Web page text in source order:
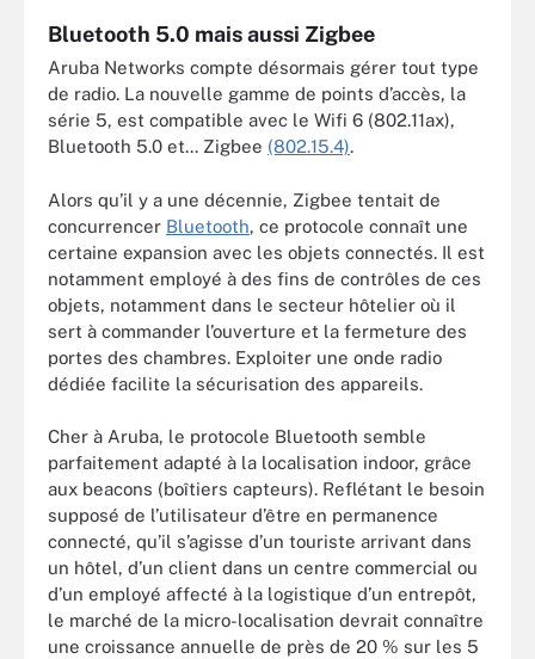
Bluetooth 5.0 mais aussi Zigbee
Aruba Networks compte désormais gérer tout type
de radio. La nouvelle gamme de points d’accès, la
série 5, est compatible avec le Wifi 6 (802.11ax),
Bluetooth 5.0 et... Zigbee (802.15.4).
Alors qu’il y a une décennie, Zigbee tentait de
concurrencer Bluetooth, ce protocole connaît une
certaine expansion avec les objets connectés. Il est
notamment employé à des fins de contrôles de ces
objets, notamment dans le secteur hôtelier où il
sert à commander l’ouverture et la fermeture des
portes des chambres. Exploiter une onde radio
dédiée facilite la sécurisation des appareils.
Cher à Aruba, le protocole Bluetooth semble
parfaitement adapté à la localisation indoor, grâce
aux beacons (boîtiers capteurs). Reflétant le besoin
supposé de l’utilisateur d’être en permanence
connecté, qu’il s’agisse d’un touriste arrivant dans
un hôtel, d’un client dans un centre commercial ou
d’un employé affecté à la logistique d’un entrepôt,
le marché de la micro-localisation devrait connaître
une croissance annuelle de près de 20 % sur les 5